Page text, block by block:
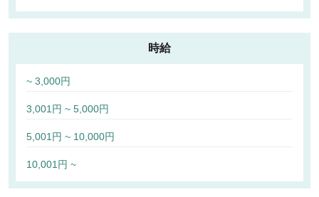
時給
~ 3,000円
3,001円 ~ 5,000円
5,001円 ~ 10,000円
10,001円 ~